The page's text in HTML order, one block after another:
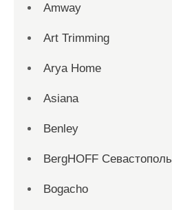
Amway
Art Trimming
Arya Home
Asiana
Benley
BergHOFF Севастополь
Bogacho